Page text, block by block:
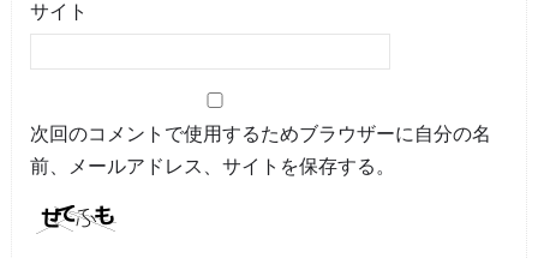
サイト
次回のコメントで使用するためブラウザーに自分の名
前、メールアドレス、サイトを保存する。